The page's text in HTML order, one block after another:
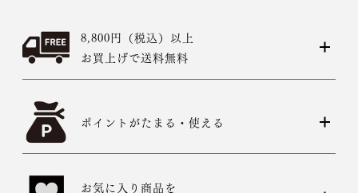
8,800円（税込）以上
お買上げで送料無料
ポイントがたまる・使える
お気に入り商品を